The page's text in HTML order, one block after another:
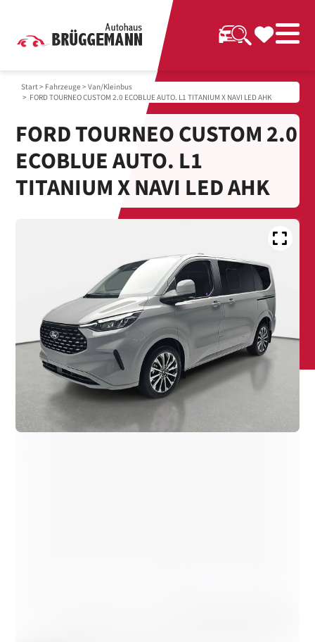
Start> Fahrzeuge >Van/Kleinbus
> FORD TOURNEO CUSTOM 2.0 ECOBLUE AUTO. L1 TITANIUM X NAVI LED AHK
FORD TOURNEO CUSTOM 2.0
ECOBLUE AUTO. L1
TITANIUM X NAVI LED AHK